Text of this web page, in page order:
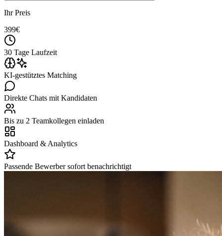
Ihr Preis
399€
30 Tage Laufzeit
KI-gestütztes Matching
Direkte Chats mit Kandidaten
Bis zu 2 Teamkollegen einladen
Dashboard & Analytics
Passende Bewerber sofort benachrichtigt